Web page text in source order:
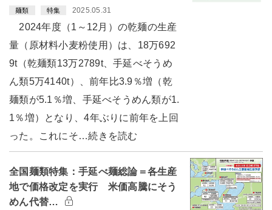
麺類 特集 2025.05.31
2024年度（1～12月）の乾麺の生産
量（原材料小麦粉使用）は、18万692
9t（乾麺類13万2789t、手延べそうめ
ん類5万4140t）、前年比3.9％増（乾
麺類が5.1％増、手延べそうめん類が1.
1％増）となり、4年ぶりに前年を上回
った。これにそ…続きを読む
全国麺類特集：手延べ麺総論＝各生産
地で価格改定を実行 米価高騰にそう
めん代替…